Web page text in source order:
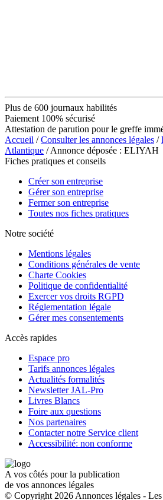
Plus de 600 journaux habilités
Paiement 100% sécurisé
Attestation de parution pour le greffe
Accueil /Consulter les annonces légales /
Atlantique / Annonce déposée : ELIYAH
Fiches pratiques et conseils
Créer son entreprise
Gérer son entreprise
Fermer son entreprise
Toutes nos fiches pratiques
Notre société
Mentions légales
Conditions générales de vente
Charte Cookies
Politique de confidentialité
Exercer vos droits RGPD
Réglementation légale
Gérer mes consentements
Accès rapides
Espace pro
Tarifs annonces légales
Actualités formalités
Newsletter JAL-Pro
Livres Blancs
Foire aux questions
Nos partenaires
Contacter notre Service client
Accessibilité: non conforme
A vos côtés pour la publication
de vos annonces légales
© Copyright 2026 Annonces légales -